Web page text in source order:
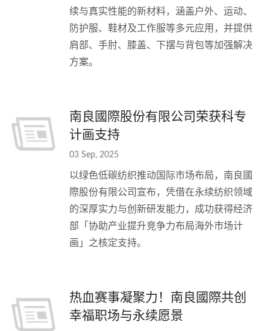
续与真实性能的新材料，涵盖户外、运动、
防护服、鞋材及工作服等多元应用，并提供
肩部、手肘、膝盖、下摆与背包等加强解决
方案。
南良國際股份有限公司荣获科专
计画支持
03 Sep, 2025
以绿色低碳纺织推动国际市场布局，南良國
際股份有限公司宣布，凭借在永续纺织领域
的深厚实力与创新研发能力，成功获得经济
部「协助产业提升竞争力布局海外市场计
画」之核定支持。
热血赛事凝聚力！南良國際共创
幸福职场与永续愿景